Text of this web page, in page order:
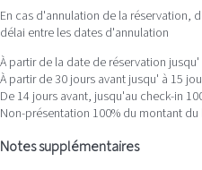
En cas d'annulation de la réservation,
délai entre les dates d'annulation
À partir de la date de réservation
À partir de 30 jours avant jusqu' à 15
De 14 jours avant, jusqu'au check-in
Non-présentation 100% du montant du
Notes supplémentaires